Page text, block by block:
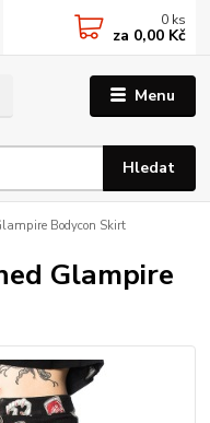
Menu
Hledat
0 ks
za 0,00 Kč
Bodycon Skirt
Glampire